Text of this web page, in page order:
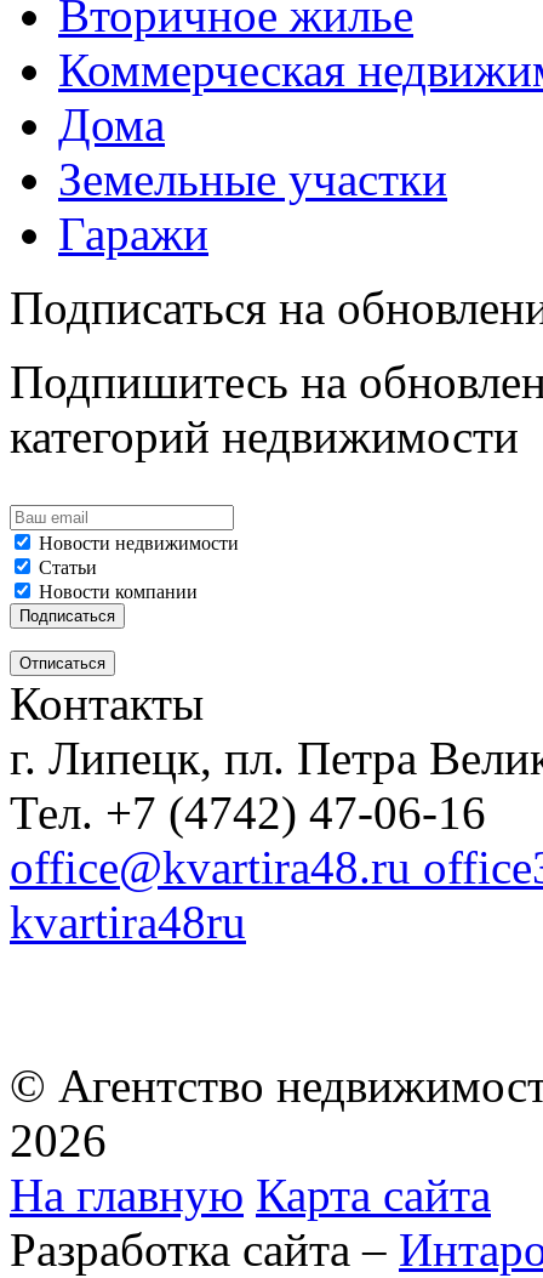
Вторичное жилье
Коммерческая
Дома
Земельные участки
Гаражи
Подписаться на
Подпишитесь на
категорий недвижимости
Новости недвижимости
Статьи
Новости компании
Контакты
г. Липецк, пл. Петра
Тел. +7 (4742) 47-06-16
office@kvartira48.ru
kvartira48ru
© Агентство
2026
На главную Карта сайта
Разработка сайта –